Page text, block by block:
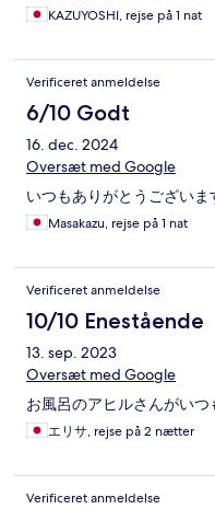
KAZUYOSHI, rejse på 1 nat
Verificeret anmeldelse
6/10 Godt
16. dec. 2024
Oversæt med Google
いつもありがとうございま
Masakazu, rejse på 1 nat
Verificeret anmeldelse
10/10 Enestående
13. sep. 2023
Oversæt med Google
お風呂のアヒルさんがいつ
エリサ, rejse på 2 nætter
Verificeret anmeldelse